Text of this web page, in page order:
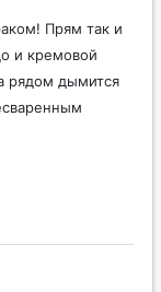
Прям так и
и кремовой
рядом дымится